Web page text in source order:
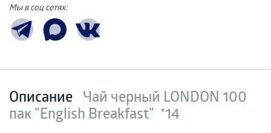
Мы в соц сетях:
Описание Чай черный LONDON 100
пак "English Breakfast" *14